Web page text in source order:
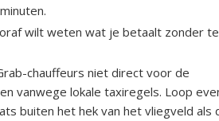
wilt weten wat je betaalt zonder te
chauffeurs niet direct voor de
vanwege lokale taxiregels. Loop
buiten het hek van het vliegveld als